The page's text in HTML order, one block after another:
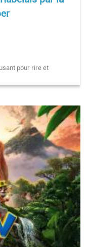
pour rire et